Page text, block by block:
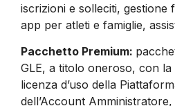
iscrizioni e solleciti, gestione
app per atleti e famiglie,
Pacchetto Premium:
GLE, a titolo oneroso, con
licenza d’uso della
dell’Account